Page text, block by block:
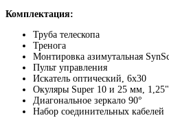
Комплектация:
Труба телескопа
Тренога
Монтировка азимутальная
Пульт управления
Искатель оптический, 6x30
Окуляры Super 10 и 25 мм, 1,25"
Диагональное зеркало 90°
Набор соединительных кабелей